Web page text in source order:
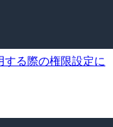
る際の権限設定に